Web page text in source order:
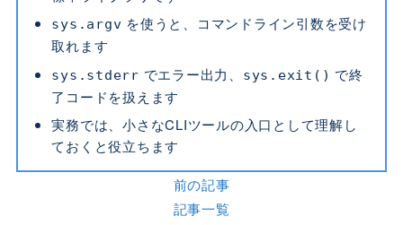
sys.argv を使うと、コマンドライン引数を受け
取れます
sys.stderr でエラー出力、 sys.exit() で終
了コードを扱えます
実務では、小さなCLIツールの入口として理解し
ておくと役立ちます
前の記事
記事一覧